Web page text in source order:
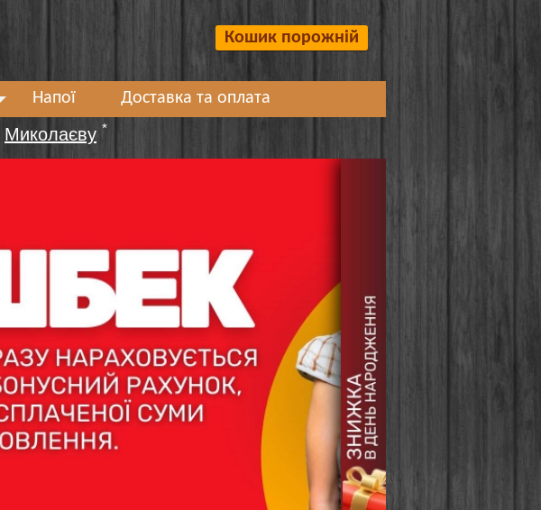
Кошик порожній
Напої Доставка та оплата
Миколаєву *